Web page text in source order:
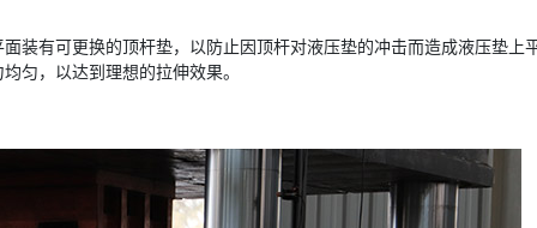
装有可更换的顶杆垫，以防止因顶杆对液压垫的冲击而造成液压垫上
匀，以达到理想的拉伸效果。